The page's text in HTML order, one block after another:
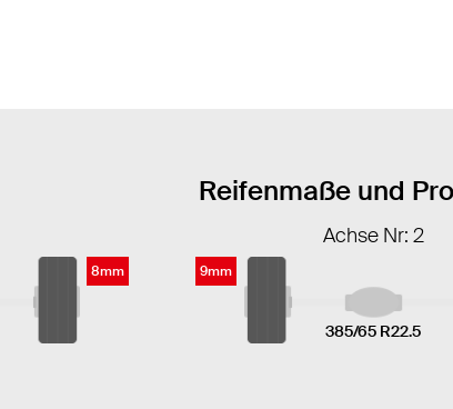
Reifenmaße und
8mm
Achse Nr: 2
9mm
385/65 R22.5